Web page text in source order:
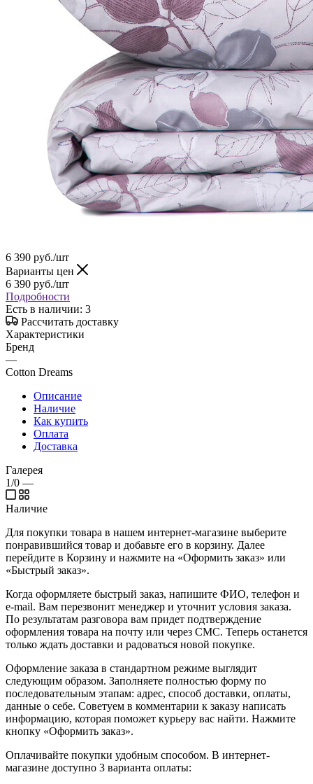
6 390 руб./шт
Варианты цен
6 390 руб./шт
Подробности
Есть в наличии: 3
Рассчитать доставку
Характеристики
Бренд
—
Cotton Dreams
Описание
Наличие
Как купить
Оплата
Доставка
Галерея
1/0 —
Наличие
Для покупки товара в нашем интернет-магазине выберите
понравившийся товар и добавьте его в корзину. Далее
перейдите в Корзину и нажмите на «Оформить заказ» или
«Быстрый заказ».
Когда оформляете быстрый заказ, напишите ФИО, телефон и
e-mail. Вам перезвонит менеджер и уточнит условия заказа.
По результатам разговора вам придет подтверждение
оформления товара на почту или через СМС. Теперь останется
только ждать доставки и радоваться новой покупке.
Оформление заказа в стандартном режиме выглядит
следующим образом. Заполняете полностью форму по
последовательным этапам: адрес, способ доставки, оплаты,
данные о себе. Советуем в комментарии к заказу написать
информацию, которая поможет курьеру вас найти. Нажмите
кнопку «Оформить заказ».
Оплачивайте покупки удобным способом. В интернет-
магазине доступно 3 варианта оплаты: